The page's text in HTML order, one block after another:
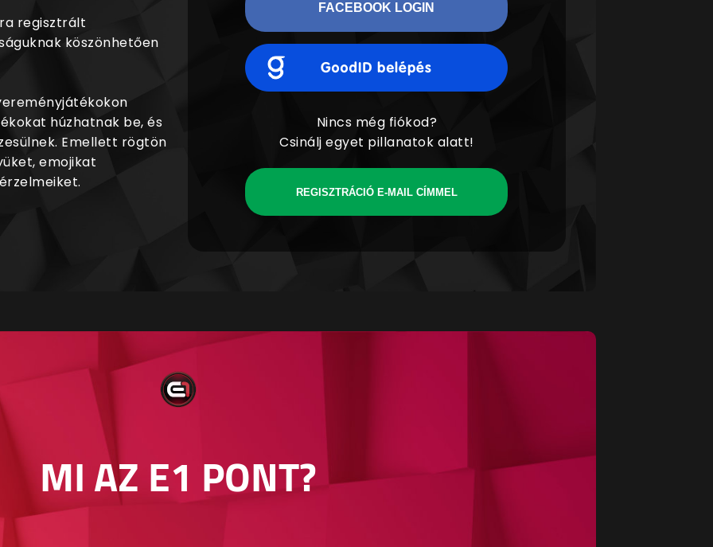
regisztrált
köszönhetően
húzhatnak be, és
Emellett rögtön
emojikat
FACEBOOK LOGIN
Nincs még fiókod?
Csinálj egyet pillanatok alatt!
REGISZTRÁCIÓ E-MAIL CÍMMEL
MI AZ E1 PONT?